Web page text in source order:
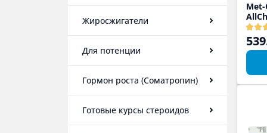
Жиросжигатели
Для потенции
Гормон роста (Соматропин)
Готовые курсы стероидов
Met-